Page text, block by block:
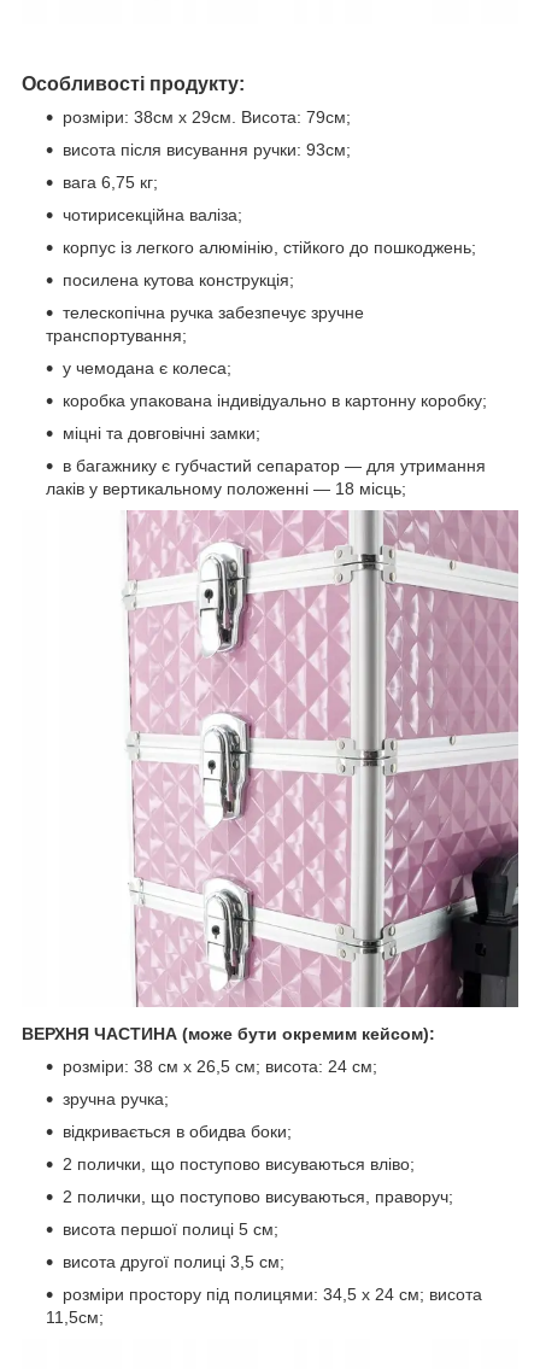
Особливості продукту:
розміри: 38см х 29см. Висота: 79см;
висота після висування ручки: 93см;
вага 6,75 кг;
чотирисекційна валіза;
корпус із легкого алюмінію, стійкого до пошкоджень;
посилена кутова конструкція;
телескопічна ручка забезпечує зручне
транспортування;
у чемодана є колеса;
коробка упакована індивідуально в картонну коробку;
міцні та довговічні замки;
в багажнику є губчастий сепаратор — для утримання
лаків у вертикальному положенні — 18 місць;
ВЕРХНЯ ЧАСТИНА (може бути окремим кейсом):
розміри: 38 см х 26,5 см; висота: 24 см;
зручна ручка;
відкривається в обидва боки;
2 полички, що поступово висуваються вліво;
2 полички, що поступово висуваються, праворуч;
висота першої полиці 5 см;
висота другої полиці 3,5 см;
розміри простору під полицями: 34,5 х 24 см; висота
11,5см;